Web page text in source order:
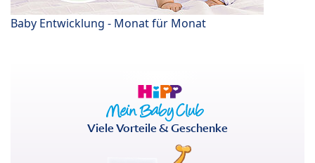
Baby Entwicklung - Monat für Monat
Viele Vorteile & Geschenke